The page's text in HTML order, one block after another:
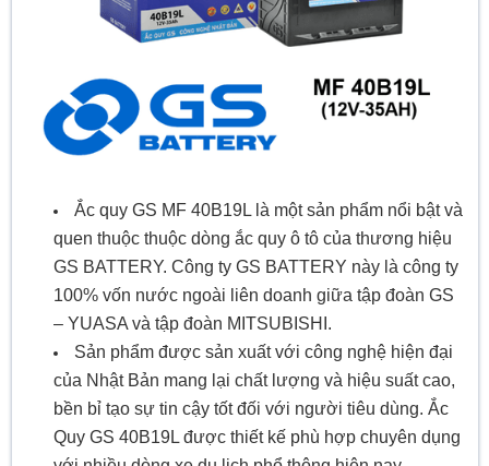
Ắc quy GS MF 40B19L là một sản phẩm nổi bật và
quen thuộc thuộc dòng ắc quy ô tô của thương hiệu
GS BATTERY. Công ty GS BATTERY này là công ty
100% vốn nước ngoài liên doanh giữa tập đoàn GS
– YUASA và tập đoàn MITSUBISHI.
Sản phẩm được sản xuất với công nghệ hiện đại
của Nhật Bản mang lại chất lượng và hiệu suất cao,
bền bỉ tạo sự tin cậy tốt đối với người tiêu dùng. Ắc
Quy GS 40B19L được thiết kế phù hợp chuyên dụng